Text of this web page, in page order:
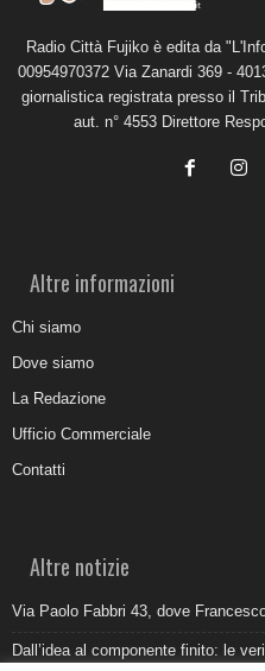
Radio Città Fujiko è edita da
00954970372 Via Zanardi 369 -
giornalistica registrata presso il
aut. n° 4553 Direttore
Altre informazioni
Chi siamo
Dove siamo
La Redazione
Ufficio Commerciale
Contatti
Altre notizie
Via Paolo Fabbri 43, dove
Dall’idea al componente finito: le